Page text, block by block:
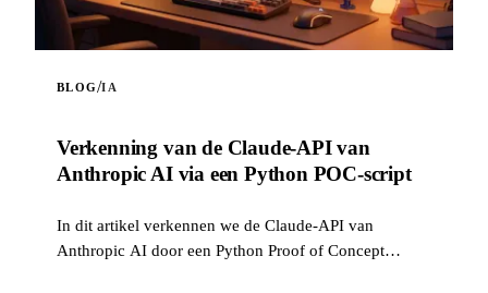
BLOG/IA
Verkenning van de Claude-API van
Anthropic AI via een Python POC-script
In dit artikel verkennen we de Claude-API van
Anthropic AI door een Python Proof of Concept